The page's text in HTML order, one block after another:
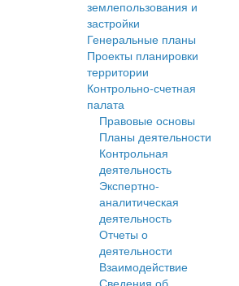
землепользования и
застройки
Генеральные планы
Проекты планировки
территории
Контрольно-счетная
палата
Правовые основы
Планы деятельности
Контрольная
деятельность
Экспертно-
аналитическая
деятельность
Отчеты о
деятельности
Взаимодействие